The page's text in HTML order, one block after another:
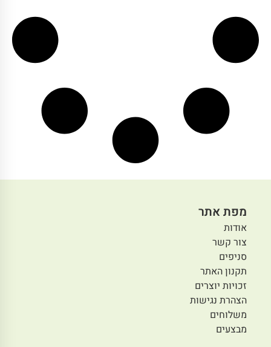
מפת אתר
אודות
צור קשר
סניפים
תקנון האתר
זכויות יוצרים
הצהרת נגישות
משלוחים
מבצעים